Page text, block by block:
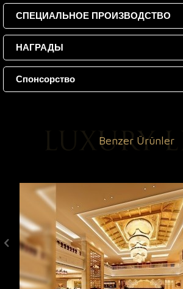
СПЕЦИАЛЬНОЕ ПРОИЗВОДСТВО
НАГРАДЫ
Спонсорство
Benzer Ürünler